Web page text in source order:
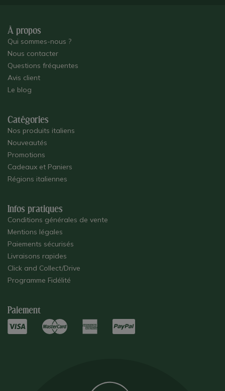
À propos
Qui sommes-nous ?
Nous contacter
Questions fréquentes
Avis client
Le blog
Catégories
Nos produits italiens
Nouveautés
Promotions
Cadeaux et Paniers
Régions italiennes
Infos pratiques
Conditions générales de vente
Mentions légales
Paiements sécurisés
Livraisons rapides
Click and Collect/Drive
Programme Fidélité
Paiement